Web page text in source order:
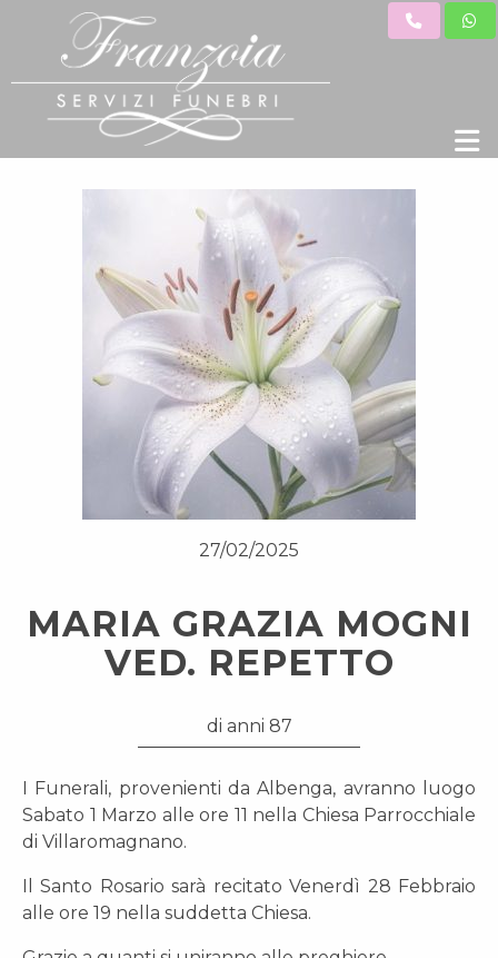
27/02/2025
MARIA GRAZIA MOGNI
VED. REPETTO
di anni 87
I Funerali, provenienti da Albenga, avranno luogo
Sabato 1 Marzo alle ore 11 nella Chiesa Parrocchiale
di Villaromagnano.
Il Santo Rosario sarà recitato Venerdì 28 Febbraio
alle ore 19 nella suddetta Chiesa.